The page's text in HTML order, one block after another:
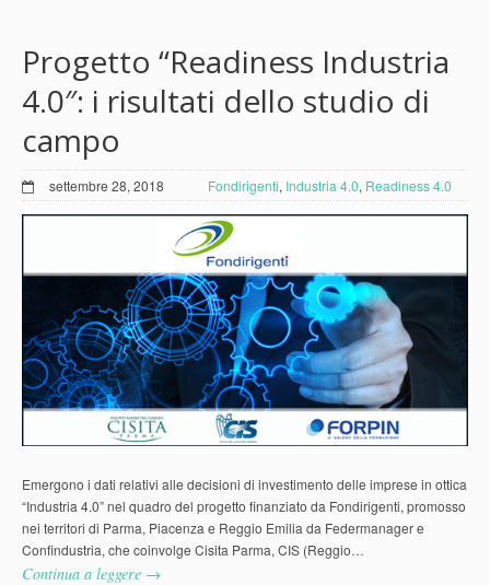
Progetto “Readiness Industria
4.0″: i risultati dello studio di
campo
settembre 28, 2018 Fondirigenti, Industria 4.0, Readiness 4.0
Emergono i dati relativi alle decisioni di investimento delle imprese in ottica
“Industria 4.0” nel quadro del progetto finanziato da Fondirigenti, promosso
nei territori di Parma, Piacenza e Reggio Emilia da Federmanager e
Confindustria, che coinvolge Cisita Parma, CIS (Reggio…
Continua a leggere →